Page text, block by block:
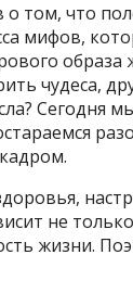
том, что
мифов,
образа
чудеса,
Сегодня
не
жизни.